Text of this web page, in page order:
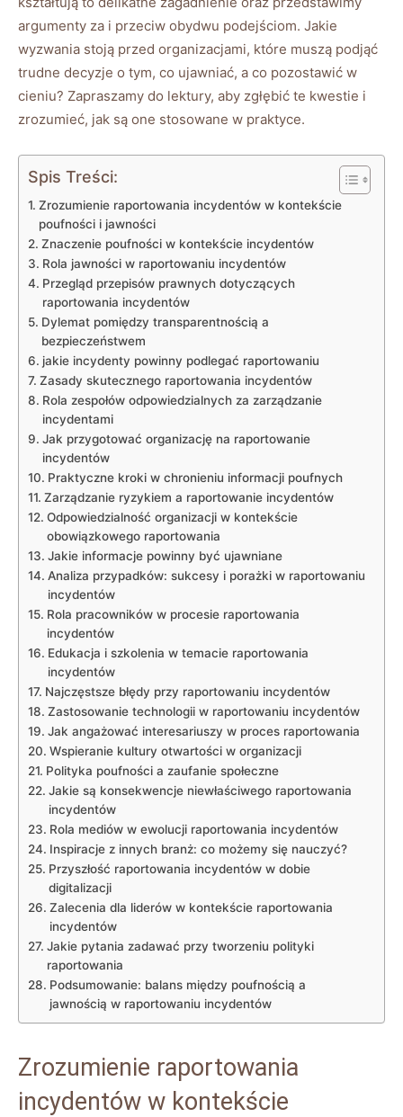
argumenty za i ‌przeciw obydwu podejściom.⁢ Jakie
wyzwania stoją przed organizacjami, które ⁢muszą podjąć
trudne decyzje o tym, co ujawniać, a ⁣co pozostawić w
cieniu? Zapraszamy do lektury, aby zgłębić te kwestie i
zrozumieć, jak są‍ one ‍stosowane‌ w praktyce.
Spis Treści:
Zrozumienie raportowania incydentów w ⁢kontekście
poufności i jawności
Znaczenie‍ poufności w kontekście incydentów
Rola jawności w raportowaniu incydentów
Przegląd przepisów prawnych dotyczących
raportowania incydentów
Dylemat pomiędzy transparentnością​ a
bezpieczeństwem
jakie​ incydenty powinny ​podlegać ‍raportowaniu
Zasady​ skutecznego ​raportowania incydentów
Rola zespołów​ odpowiedzialnych ⁢za zarządzanie‌
incydentami
Jak przygotować​ organizację na raportowanie
incydentów
Praktyczne ‌kroki w chronieniu informacji poufnych
Zarządzanie ⁣ryzykiem a raportowanie incydentów
Odpowiedzialność organizacji​ w kontekście
obowiązkowego raportowania
Jakie informacje powinny być ujawniane
Analiza⁣ przypadków: sukcesy‍ i ​porażki‍ w raportowaniu
incydentów
Rola pracowników w‌ procesie raportowania⁤
incydentów
Edukacja i szkolenia w temacie raportowania
incydentów
Najczęstsze​ błędy przy raportowaniu incydentów
Zastosowanie technologii w‌ raportowaniu ⁣incydentów
Jak angażować⁣ interesariuszy ​w ‍proces raportowania
Wspieranie ​kultury‍ otwartości w organizacji
Polityka poufności a ⁣zaufanie społeczne
Jakie są konsekwencje ⁣niewłaściwego ⁢raportowania
incydentów
Rola mediów w ewolucji raportowania incydentów
Inspiracje z innych​ branż: co​ możemy się nauczyć?
Przyszłość raportowania incydentów w dobie
digitalizacji
Zalecenia dla liderów w ‌kontekście raportowania
incydentów
Jakie pytania zadawać⁢ przy tworzeniu polityki
raportowania
Podsumowanie: balans między poufnością a
jawnością w raportowaniu incydentów
Zrozumienie raportowania
incydentów w ⁢kontekście